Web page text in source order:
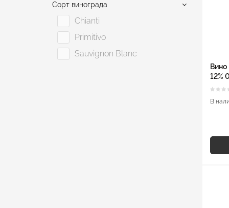
Сорт винограда
Chianti
Primitivo
Sauvignon Blanc
Вино
12%
В